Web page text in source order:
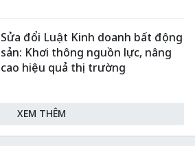
Sửa đổi Luật Kinh doanh bất động
sản: Khơi thông nguồn lực, nâng
cao hiệu quả thị trường
XEM THÊM